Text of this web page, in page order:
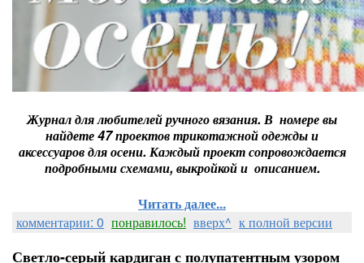
Журнал для любителей ручного вязания. В номере вы
найдете 47 проектов трикотажной одежды и
аксессуаров для осени. Каждый проект сопровождается
подробными схемами, выкройкой и описанием.
Читать далее...
комментарии: 0 понравилось! вверх^ к полной версии
Светло-серый кардиган с полупатентным узором